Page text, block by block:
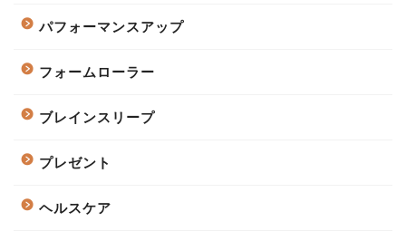
パフォーマンスアップ
フォームローラー
ブレインスリープ
プレゼント
ヘルスケア